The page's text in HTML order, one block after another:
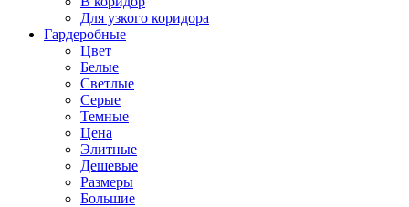
Для узкого коридора
Гардеробные
Цвет
Белые
Светлые
Серые
Темные
Цена
Элитные
Дешевые
Размеры
Большие